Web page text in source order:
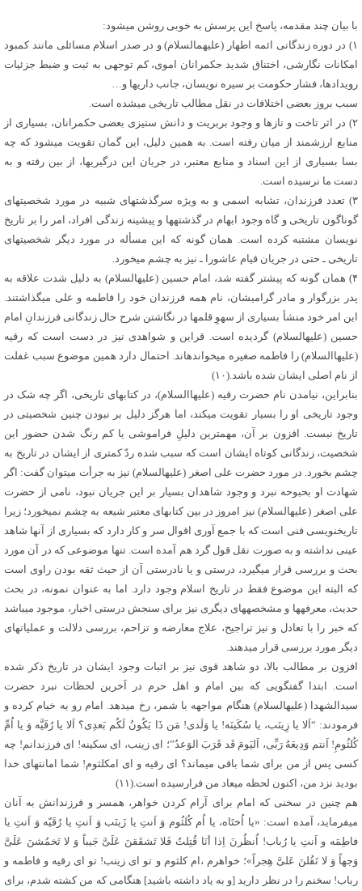
با بیان چند مقدمه، پاسخ این پرسش به خوبی روشن می‏شود:
۱) در دوره زندگانی ائمه اطهار (علیهم‏السلام) و در صدر اسلام مسائلی مانند کمبود
امکانات نگارشی، اختناق شدید حکمرانان اموی، کم توجهی به ثبت و ضبط جزئیات
رویدادها، فشار حکومت بر سیره نویسان، جانب داری‏ها و…
سبب بروز بعضی اختلافات در نقل مطالب تاریخی می‏شده است.
۲) در اثر تاخت و تازها و وجود بربریت و دانش ستیزی بعضی حکمرانان، بسیاری از
منابع ارزشمند از میان رفته است. به همین دلیل، این گمان تقویت می‏شود که چه
بسا بسیاری از این اسناد و منابع معتبر، در جریان این درگیری‏ها، از بین رفته و به
دست ما نرسیده است.
۳) تعدد فرزندان، تشابه اسمی و به ویژه سرگذشت‏های شبیه در مورد شخصیت‏های
گوناگون تاریخی و گاه وجود ابهام در گذشته‏ها و پیشینه زندگی افراد، امر را بر تاریخ
نویسان مشتبه کرده است. همان گونه که این مسأله در مورد دیگر شخصیت‏های
تاریخی ـ حتی در جریان قیام عاشورا ـ نیز به چشم می‏خورد.
۴) همان گونه که پیش‏تر گفته شد، امام حسین (علیه‏السلام) به دلیل شدت علاقه به
پدر بزرگوار و مادر گرامی‏شان، نام همه فرزندان خود را فاطمه و علی می‏گذاشتند.
این امر خود منشأ بسیاری از سهوِ قلم‏ها در نگاشتن شرح حال زندگانی فرزندانِ امام
حسین (علیه‏السلام) گردیده است. قراین و شواهدی نیز در دست است که رقیه
(علیهاالسلام) را فاطمه صغیره می‏خوانده‏اند. احتمال دارد همین موضوع سبب غفلت
از نام اصلی ایشان شده باشد.(۱۰)
بنابراین، نیامدن نام حضرت رقیه (علیهاالسلام)، در کتاب‏های تاریخی، اگر چه شک در
وجود تاریخی او را بسیار تقویت می‏کند، اما هرگز دلیل بر نبودن چنین شخصیتی در
تاریخ نیست. افزون بر آن، مهم‏ترین دلیلِ فراموشی یا کم رنگ شدن حضور این
شخصیت، زندگانی کوتاه ایشان است که سبب شده ردّ کمتری از ایشان در تاریخ به
چشم بخورد. در مورد حضرت علی اصغر (علیه‏السلام) نیز به جرأت می‏توان گفت: اگر
شهادت او بحبوحه نبرد و وجود شاهدان بسیار بر این جریان نبود، نامی از حضرت
علی اصغر (علیه‏السلام) نیز امروز در بین کتاب‏های معتبر شیعه به چشم نمی‏خورد؛ زیرا
تاریخ‏نویسی فنی است که با جمع آوری اقوال سر و کار دارد که بسیاری از آن‏ها شاهد
عینی نداشته و به صورت نقل قول گرد هم آمده است. تنها موضوعی که در آن مورد
بحث و بررسی قرار می‏گیرد، درستی و یا نادرستی آن از حیث ثقه بودن راوی است
که البته این موضوع فقط در تاریخ اسلام وجود دارد. اما به عنوان نمونه، در بحث
حدیث، معرفه‏ها و مشخصه‏های دیگری نیز برای سنجش درستی اخبار، موجود می‏باشد
که خبر را با تعادل و نیز تراجیح، علاج معارضه و تزاحم، بررسی دلالت و عملیات‏های
دیگر مورد بررسی قرار می‏دهند.
افزون بر مطالب بالا، دو شاهد قوی نیز بر اثبات وجود ایشان در تاریخ ذکر شده
است. ابتدا گفتگویی که بین امام و اهل حرم در آخرین لحظات نبرد حضرت
سیدالشهدا (علیه‏السلام) هنگام مواجهه با شمر، رخ می‏دهد. امام رو به خیام کرده و
فرمودند: “اَلا یا زِینَب، یا سُکَینَه! یا وَلَدی! مَن ذَا یَکُونُ لَکُم بَعدِی؟ اَلا یا رُقَیَّه وَ یا اُمِّ
کُلثُومِ! اَنتم وَدِیعَهُ رَبِّی، اَلیَومَ قَد قَرَبَ الوَعدُ”؛ ای زینب، ای سکینه! ای فرزندانم! چه
کسی پس از من برای شما باقی می‏ماند؟ ای رقیه و ای ام‏کلثوم! شما امانت‏های خدا
بودید نزد من، اکنون لحظه میعاد من فرارسیده است.(۱۱)
هم چنین در سخنی که امام برای آرام کردن خواهر، همسر و فرزندانش به آنان
می‏فرماید، آمده است: «یا اُختَاه، یا اُم کُلثُوم وَ اَنتِ یا زَینَب وَ اَنتِ یا رُقَیّه وَ اَنتِ یا
فاطِمَه و اَنتِ یا رُباب! اُنظُرنَ اِذا أنَا قُتِلتُ فَلا تَشقَقنَ عَلَیَّ جَیباً وَ لا تَخمُشنَ عَلَیَّ
وَجهاً وَ لا تَقُلنَ عَلیَّ هِجراً»؛ خواهرم ،ام کلثوم و تو ای زینب! تو ای رقیه و فاطمه و
رباب! سخنم را در نظر دارید [و به یاد داشته باشید] هنگامی که من کشته شدم، برای